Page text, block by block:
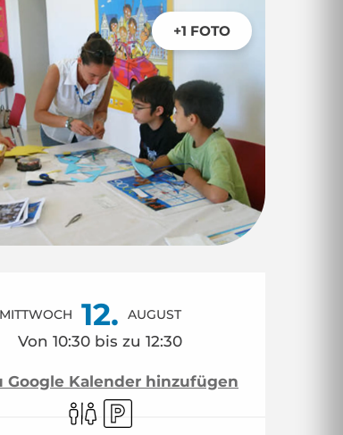
+1 FOTO
&
MITTWOCH 12. AUGUST
Von 10:30 bis zu 12:30
Google Kalender hinzufügen
ToilettenParkplatz